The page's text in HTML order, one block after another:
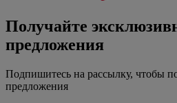
Получайте
предложения
Подпишитесь на рассылку, чтобы
предложения